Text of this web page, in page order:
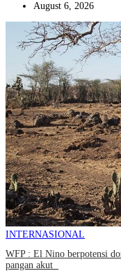
August 6, 2026
INTERNASIONAL
WFP : El Nino berpotensi
pangan akut